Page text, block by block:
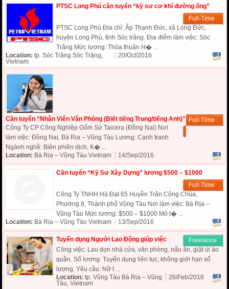
PTSC Long Phú cần tuyển “kỹ sư cơ khí đường ống”
Full-Time
PTSC Long Phú Địa chỉ: Ấp Thạnh Đức, xã Long Đức,
huyện Long Phú, tỉnh Sóc trăng. Địa điểm làm việc: Sóc
Trăng Mức lương: Thỏa thuận H� ...
Location: tp. Sóc Trăng Sóc Trăng,
Vietnam
20/Oct/2016
Cần tuyển “Nhân Viên Văn Phòng (Biết tiếng Trung/tiếng Anh)” Full-Time
Công Ty CP Công Nghiệp Gốm Sứ Taicera (Đồng Nai) Nơi
làm việc: Đồng Nai, Bà Rịa – Vũng Tàu Lương: Cạnh tranh
Ngành nghề: Biên phiên dịch, K� ...
Location: Bà Rịa – Vũng Tàu Vietnam 14/Sep/2016
Cần tuyển “Kỹ Sư Xây Dựng” lương $500 – $1000
Full-Time
Công Ty TNHH Hà Đạt 65 Huyền Trân Công Chúa,
Phường 8, Thành phố Vũng Tàu Nơi làm việc: Bà Rịa –
Vũng Tàu Mức lương: $500 – $1000 Mô t� ...
Location: Bà Rịa – Vũng Tàu Vietnam 13/Sep/2016
Tuyển dụng Người Lao Động giúp việc
Freelance
Công việc: Lau dọn nhà cửa, văn phòng, nấu ăn, giặt ủi áo
quần. Số lượng: Tuyển dụng liên tục, không giới hạn số
lượng. Yêu cầu: Nữ t ...
Location: tp. Vũng Tàu Bà Rịa – Vũng
Tàu, Vietnam
26/Feb/2016